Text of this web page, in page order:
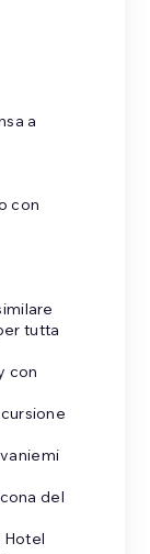
a
con
tutta
con
del
Hotel